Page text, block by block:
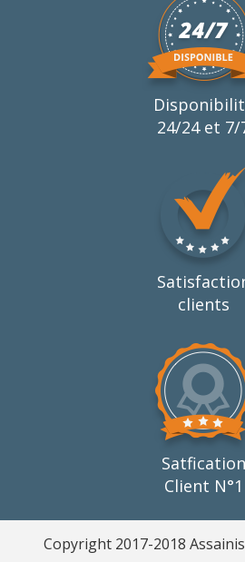
24/24 et 7/
clients
Satfication
Client N°1
Copyright 2017-2018